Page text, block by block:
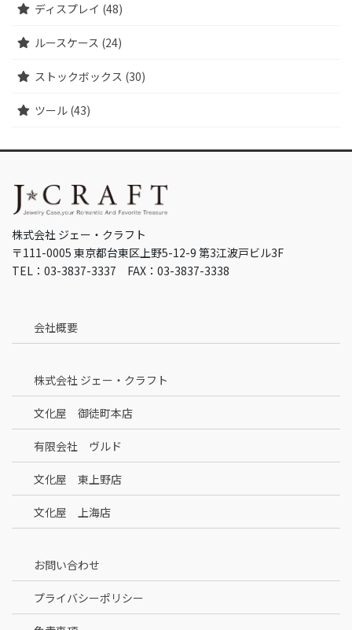
ディスプレイ (48)
ルースケース (24)
ストックボックス (30)
ツール (43)
株式会社 ジェー・クラフト
〒111-0005 東京都台東区上野5-12-9 第3江波戸ビル3F
TEL：03-3837-3337 FAX：03-3837-3338
会社概要
株式会社 ジェー・クラフト
文化屋 御徒町本店
有限会社 ヴルド
文化屋 東上野店
文化屋 上海店
お問い合わせ
プライバシーポリシー